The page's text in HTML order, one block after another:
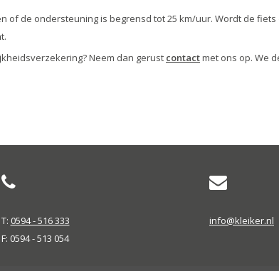
of de ondersteuning is begrensd tot 25 km/uur. Wordt de
Neem dan gerust contactmet ons op. We
T: 0594 - 516 333
F: 0594 - 513 054
info@kleiker.nl